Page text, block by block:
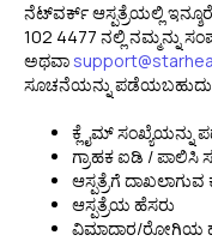
ನೆಟ್‌ವರ್ಕ್ ಆಸ್ಪತ್ರೆಯಲ್ಲಿ
102 4477 ನಲ್ಲಿ ನಮ್ಮನ್ನು
ಅಥವಾ
ಸೂಚನೆಯನ್ನು ಪಡೆಯಬಹುದು
ಕ್ಲೈಮ್
ಗ್ರಾಹಕ ಐಡಿ / ಪಾಲಿಸಿ
ಆಸ್ಪತ್ರೆಗೆ ದಾಖಲಾಗುವ
ಆಸ್ಪತ್ರೆಯ ಹೆಸರು
ವಿಮಾದಾರ/ರೋಗಿಯ